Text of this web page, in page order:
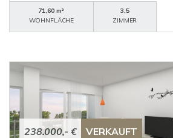
71,60 m²
WOHNFLÄCHE
3,5
ZIMMER
238.000,- € VERKAUFT